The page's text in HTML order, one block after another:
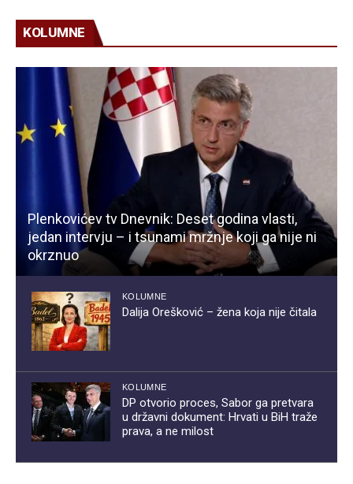
KOLUMNE
Plenkovićev tv Dnevnik: Deset godina vlasti,
jedan intervju – i tsunami mržnje koji ga nije ni
okrznuo
KOLUMNE
Dalija Orešković – žena koja nije čitala
KOLUMNE
DP otvorio proces, Sabor ga pretvara
u državni dokument: Hrvati u BiH traže
prava, a ne milost